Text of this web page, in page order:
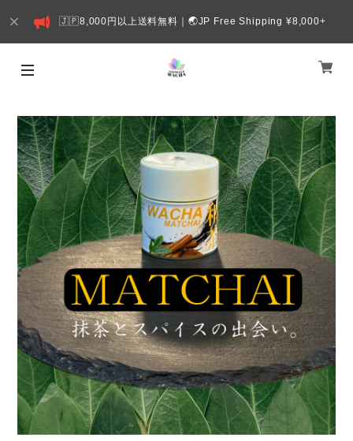
🇯🇵8,000円以上送料無料｜🌏JP Free Shipping ¥8,000+